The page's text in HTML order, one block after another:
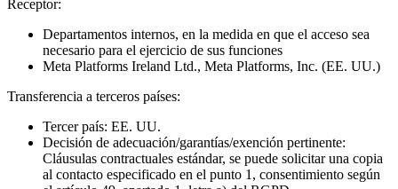
Receptor:
Departamentos internos, en la medida en que el acceso sea
necesario para el ejercicio de sus funciones
Meta Platforms Ireland Ltd., Meta Platforms, Inc. (EE. UU.)
Transferencia a terceros países:
Tercer país: EE. UU.
Decisión de adecuación/garantías/exención pertinente:
Cláusulas contractuales estándar, se puede solicitar una copia
al contacto especificado en el punto 1, consentimiento según